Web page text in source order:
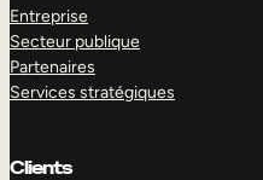
Entreprise
Secteur publique
Partenaires
Services stratégiques
Clients